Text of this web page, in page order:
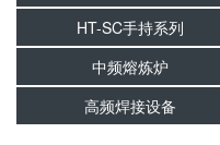
HT-SC手持系列
中频熔炼炉
高频焊接设备